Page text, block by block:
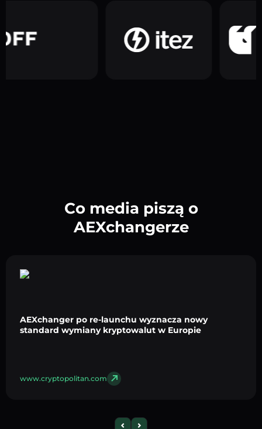
Co media piszą o
AEXchangerze
AEXchanger po re-launchu wyznacza nowy
standard wymiany kryptowalut w Europie
www.cryptopolitan.com